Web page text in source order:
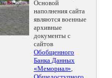
Основой
наполнения сайта
являются военные
архивные
документы с
сайтов
Обобщенного
Банка Данных
«Мемориал»,